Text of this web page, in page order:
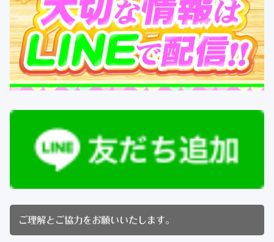
ご理解とご協力をお願いいたします。